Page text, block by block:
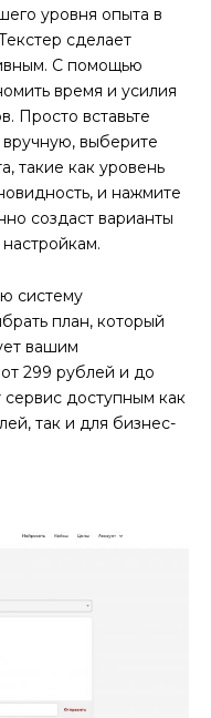
уровня опыта в
сделает
С помощью
время и усилия
Просто вставьте
выберите
такие как уровень
и нажмите
создаст варианты
систему
план, который
вашим
299 рублей и до
доступным как
так и для бизнес-